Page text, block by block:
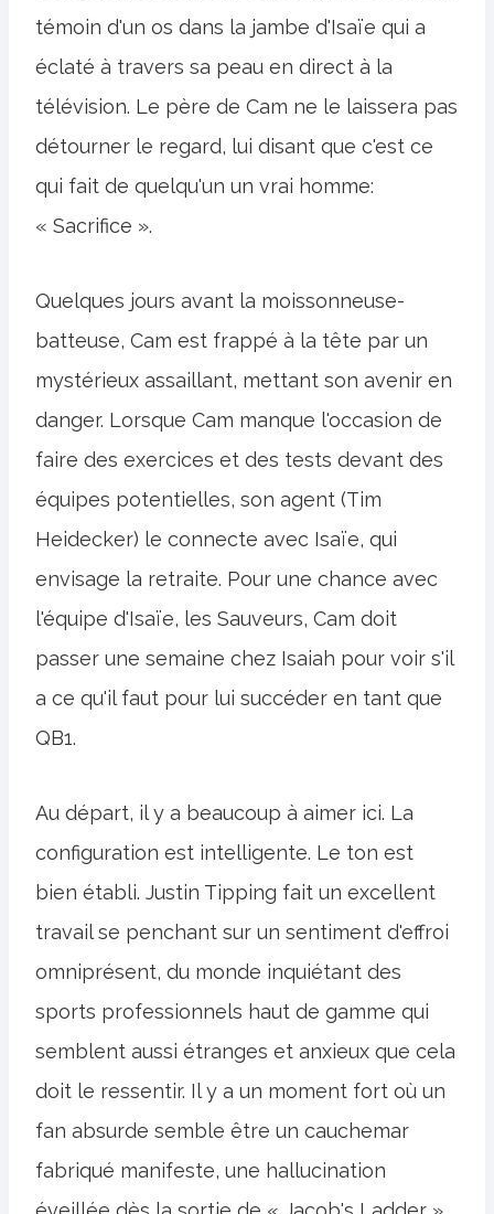
témoin d'un os dans la jambe d'Isaïe qui a
éclaté à travers sa peau en direct à la
télévision. Le père de Cam ne le laissera pas
détourner le regard, lui disant que c'est ce
qui fait de quelqu'un un vrai homme:
« Sacrifice ».
Quelques jours avant la moissonneuse-
batteuse, Cam est frappé à la tête par un
mystérieux assaillant, mettant son avenir en
danger. Lorsque Cam manque l'occasion de
faire des exercices et des tests devant des
équipes potentielles, son agent (Tim
Heidecker) le connecte avec Isaïe, qui
envisage la retraite. Pour une chance avec
l'équipe d'Isaïe, les Sauveurs, Cam doit
passer une semaine chez Isaiah pour voir s'il
a ce qu'il faut pour lui succéder en tant que
QB1.
Au départ, il y a beaucoup à aimer ici. La
configuration est intelligente. Le ton est
bien établi. Justin Tipping fait un excellent
travail se penchant sur un sentiment d'effroi
omniprésent, du monde inquiétant des
sports professionnels haut de gamme qui
semblent aussi étranges et anxieux que cela
doit le ressentir. Il y a un moment fort où un
fan absurde semble être un cauchemar
fabriqué manifeste, une hallucination